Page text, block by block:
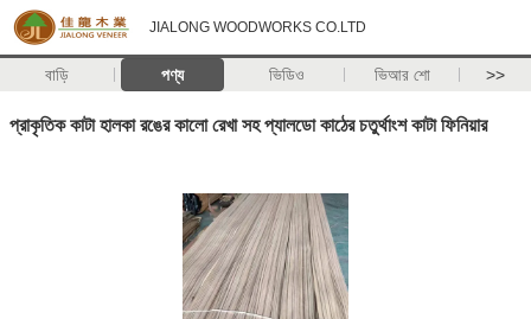
JIALONG WOODWORKS CO.LTD
বাড়ি পণ্য ভিডিও ভিআর শো >>
প্রাকৃতিক কাটা হালকা রঙের কালো রেখা সহ প্যালডো কাঠের চতুর্থাংশ কাটা ফিনিয়ার